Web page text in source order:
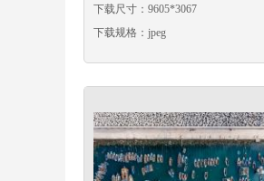
下载尺寸：9605*3067
下载规格：jpeg